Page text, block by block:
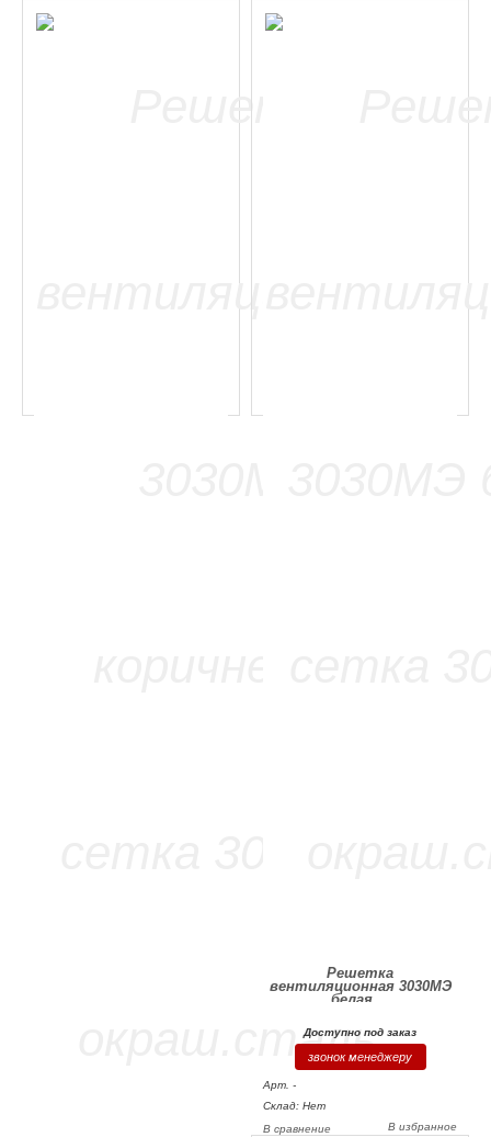
Решетка
вентиляционная 3030МЭ
белая,...
Доступно под заказ
звонок менеджеру
Арт. -
Склад: Нет
В избранное
В сравнение